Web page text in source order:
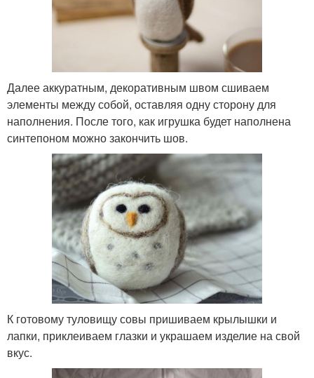
Далее аккуратным, декоративным швом сшиваем
элементы между собой, оставляя одну сторону для
наполнения. После того, как игрушка будет наполнена
синтепоном можно закончить шов.
К готовому туловищу совы пришиваем крылышки и
лапки, приклеиваем глазки и украшаем изделие на свой
вкус.